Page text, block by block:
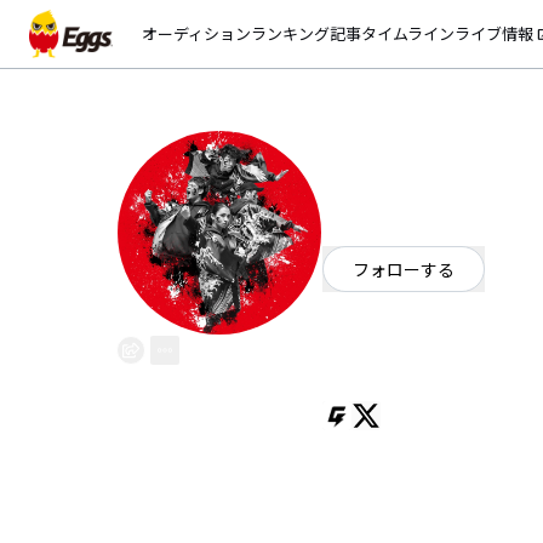
オーディションランキング記事タイムラインライブ情報
フォローする